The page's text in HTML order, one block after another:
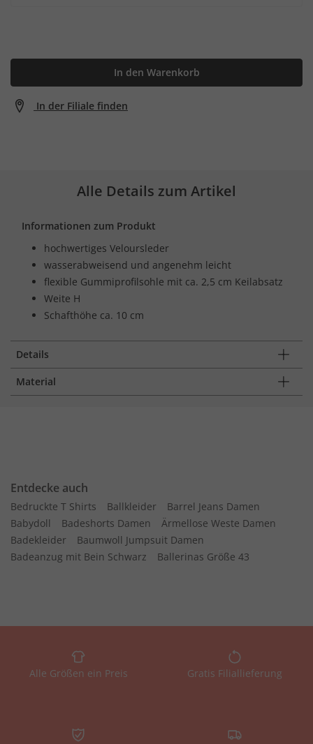
In den Warenkorb
In der Filiale finden
Alle Details zum Artikel
Informationen zum Produkt
hochwertiges Veloursleder
wasserabweisend und angenehm leicht
flexible Gummiprofilsohle mit ca. 2,5 cm Keilabsatz
Weite H
Schafthöhe ca. 10 cm
Details
Material
Entdecke auch
Bedruckte T Shirts Ballkleider
Barrel Jeans Damen
Babydoll
Badeshorts Damen
Ärmellose Weste Damen
Badekleider
Baumwoll Jumpsuit Damen
Badeanzug mit Bein Schwarz
Ballerinas Größe 43
Alle Größen ein Preis Gratis Filiallieferung